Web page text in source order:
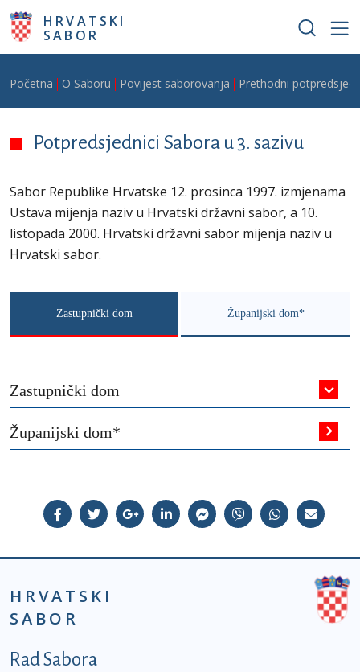
Skoči na glavni sadržaj
HRVATSKI
SABOR
Breadcrumb
Početna O Saboru Povijest saborovanja Prethodni
Potpredsjednici Sabora u 3. sazivu
Sabor Republike Hrvatske 12. prosinca 1997. izmjenama
Ustava mijenja naziv u Hrvatski državni sabor, a 10.
listopada 2000. Hrvatski državni sabor mijenja naziv u
Hrvatski sabor.
Zastupnički dom Županijski dom*
Zastupnički dom
Županijski dom*
HRVATSKI
SABOR
Podnožje prvi izbornik
Rad Sabora